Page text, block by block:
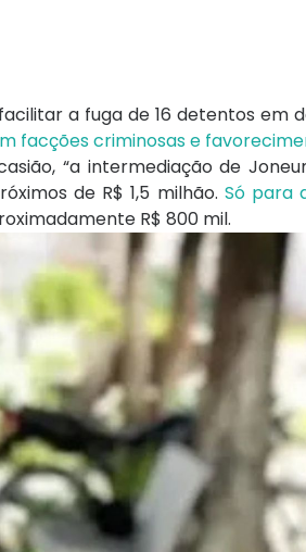
a fuga de 16 detentos em
facções criminosas e
“a intermediação de
de R$ 1,5 milhão. Só para
R$ 800 mil.